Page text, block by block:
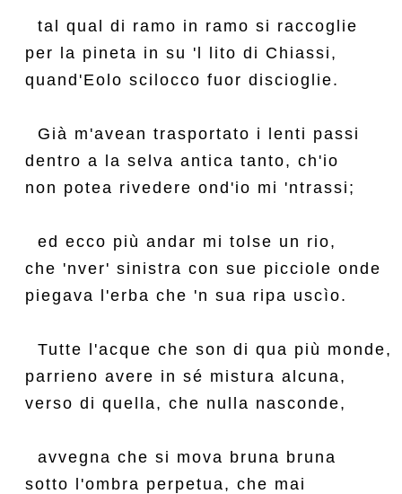
  tal qual di ramo in ramo si raccoglie
per la pineta in su 'l lito di Chiassi,
quand'Eolo scilocco fuor discioglie.
  Già m'avean trasportato i lenti passi
dentro a la selva antica tanto, ch'io
non potea rivedere ond'io mi 'ntrassi;
  ed ecco più andar mi tolse un rio,
che 'nver' sinistra con sue picciole onde
piegava l'erba che 'n sua ripa uscìo.
  Tutte l'acque che son di qua più monde,
parrieno avere in sé mistura alcuna,
verso di quella, che nulla nasconde,
  avvegna che si mova bruna bruna
sotto l'ombra perpetua, che mai